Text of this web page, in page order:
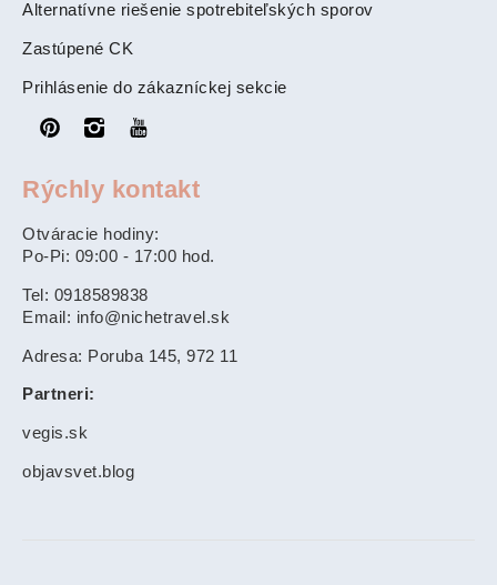
Alternatívne riešenie spotrebiteľských sporov
Zastúpené CK
Prihlásenie do zákazníckej sekcie
Rýchly kontakt
Otváracie hodiny:
Po-Pi: 09:00 - 17:00 hod.
Tel: 0918589838
Email: info@nichetravel.sk
Adresa: Poruba 145, 972 11
Partneri:
vegis.sk
objavsvet.blog